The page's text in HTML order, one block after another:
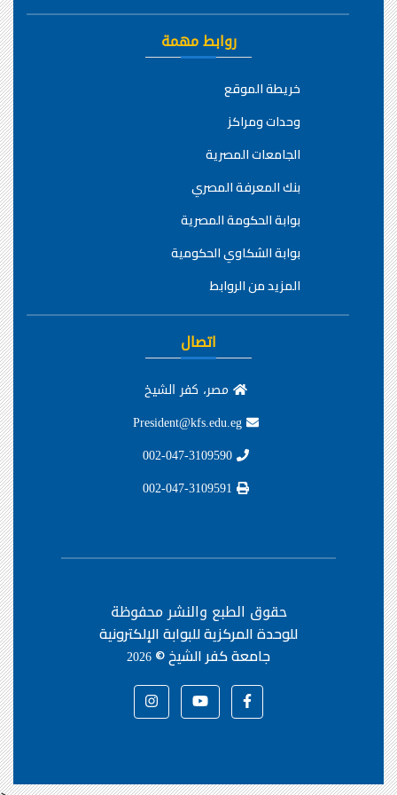
روابط مهمة
خريطة الموقع
وحدات ومراكز
الجامعات المصرية
بنك المعرفة المصري
بوابة الحكومة المصرية
بوابة الشكاوي الحكومية
المزيد من الروابط
اتصال
مصر، كفر الشيخ
حقوق الطبع والنشر محفوظة
للوحدة المركزية للبوابة الإلكترونية
جامعة كفر الشيخ ©2026